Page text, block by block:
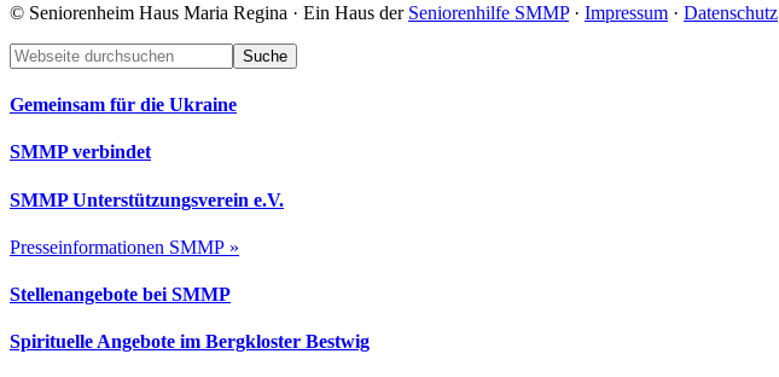
© Seniorenheim Haus Maria Regina · Ein Haus der Seniorenhilfe SMMP· Impressum · Datenschutz
Footer
Webseite
durchsuchen
Gemeinsam für die Ukraine
SMMP verbindet
SMMP Unterstützungsverein e.V.
Presseinformationen SMMP »
Stellenangebote bei SMMP
Spirituelle Angebote im Bergkloster Bestwig